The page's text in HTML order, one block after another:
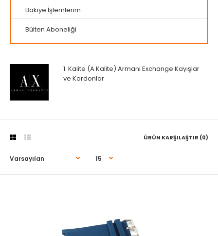
Bakiye İşlemlerim
Bülten Aboneliği
1. Kalite (A Kalite) Armani Exchange Kayışlar
ve Kordonlar
ÜRÜN KARŞILAŞTIR (0)